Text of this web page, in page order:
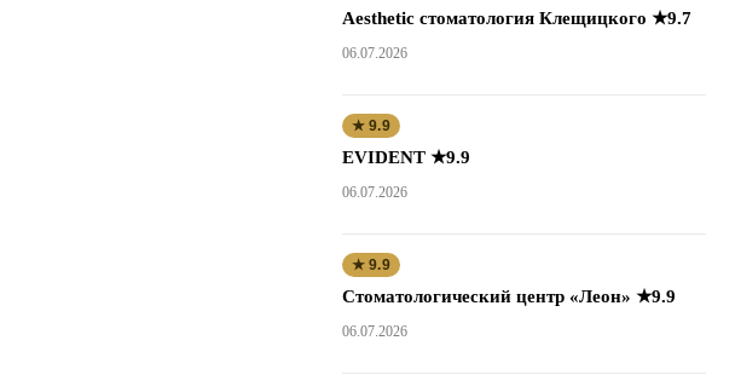
Aesthetic стоматология Клещицкого ★9.7
06.07.2026
★ 9.9
EVIDENT ★9.9
06.07.2026
★ 9.9
Стоматологический центр «Леон» ★9.9
06.07.2026